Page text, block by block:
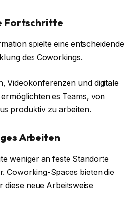
Fortschritte
spielte eine entscheidende
des Coworkings.
Videokonferenzen und digitale
es Teams, von
produktiv zu arbeiten.
Arbeiten
weniger an feste Standorte
Coworking-Spaces bieten die
diese neue Arbeitsweise